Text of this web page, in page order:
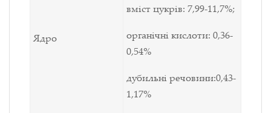
Ядро
вміст цукрів: 7,99-11,7%;
органічні кислоти: 0,36-
0,54%
дубильні речовини:0,43-
1,17%